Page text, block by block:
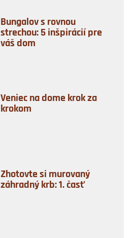
Bungalov s rovnou
strechou: 5 inšpirácií pre
váš dom
Veniec na dome krok za
krokom
Zhotovte si murovaný
záhradný krb: 1. časť